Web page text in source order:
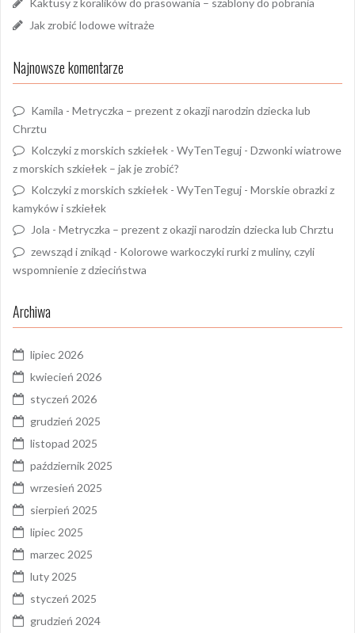
Jak zrobić lodowe witraże
Najnowsze komentarze
Kamila - Metryczka – prezent z okazji narodzin dziecka lub
Chrztu
Kolczyki z morskich szkiełek - WyTenTeguj - Dzwonki wiatrowe
z morskich szkiełek – jak je zrobić?
Kolczyki z morskich szkiełek - WyTenTeguj - Morskie obrazki z
kamyków i szkiełek
Jola - Metryczka – prezent z okazji narodzin dziecka lub Chrztu
zewsząd i znikąd - Kolorowe warkoczyki rurki z muliny, czyli
wspomnienie z dzieciństwa
Archiwa
lipiec 2026
kwiecień 2026
styczeń 2026
grudzień 2025
listopad 2025
październik 2025
wrzesień 2025
sierpień 2025
lipiec 2025
marzec 2025
luty 2025
styczeń 2025
grudzień 2024